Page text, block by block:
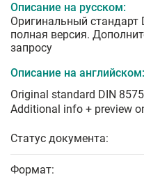
Описание на русском:
Оригинальный стандарт
полная версия.
запросу
Описание на английском:
Original standard DIN
Additional info + preview
Статус документа:
Формат: